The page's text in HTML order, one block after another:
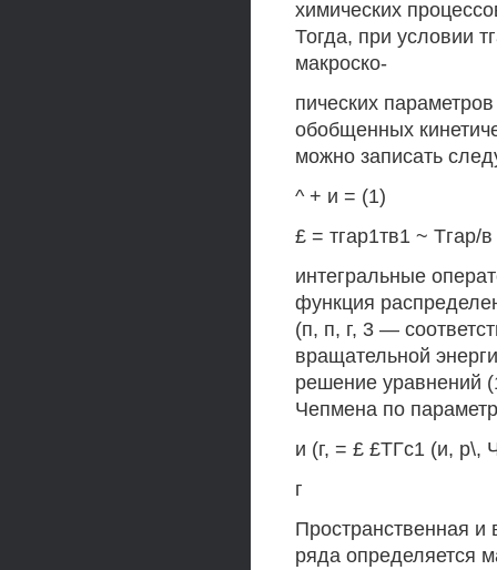
химических
Тогда, при условии
макроско-
пических
обобщенных
можно записать
^ + и = (1)
£ = тгар1тв1 ~
интегральные
функция
(п, п, г, 3 —
вращательной
решение уравнений
Чепмена по
и (г, = £ £ТГс1 (и, р\,
г
Пространственная и
ряда определяется